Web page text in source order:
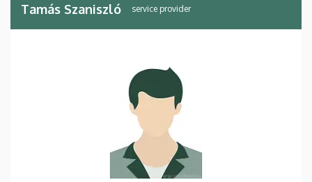
Tamás Szaniszló service provider